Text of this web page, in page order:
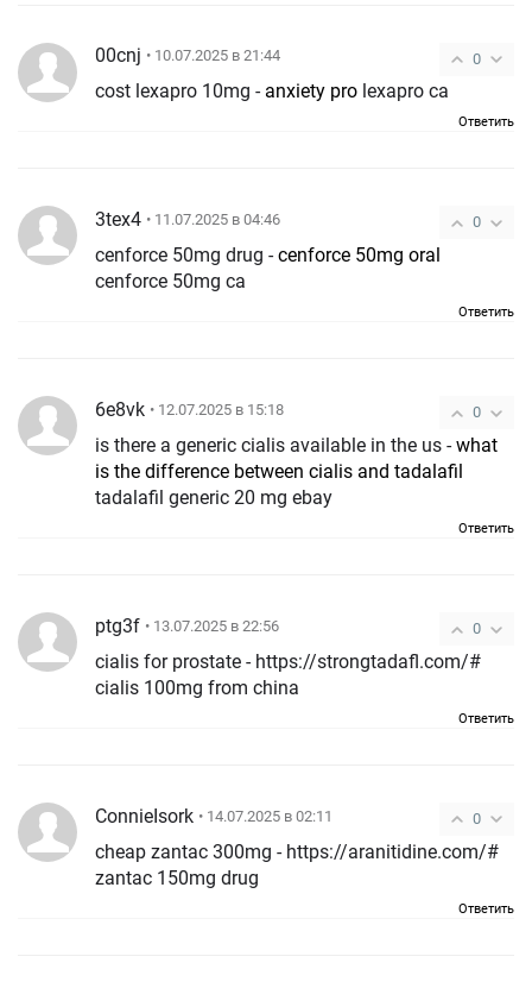
0
00cnj • 10.07.2025 в 21:44
cost lexapro 10mg - anxiety pro lexapro ca
Ответить
0
3tex4 • 11.07.2025 в 04:46
cenforce 50mg drug -cenforce 50mg oral
cenforce 50mg ca
Ответить
0
6e8vk • 12.07.2025 в 15:18
is there a generic cialis available in the us -what
is the difference between cialis and tadalafil
tadalafil generic 20 mg ebay
Ответить
0
ptg3f • 13.07.2025 в 22:56
cialis for prostate - https://strongtadafl.com/#
cialis 100mg from china
Ответить
0
ConnieIsork • 14.07.2025 в 02:11
cheap zantac 300mg - https://aranitidine.com/#
zantac 150mg drug
Ответить